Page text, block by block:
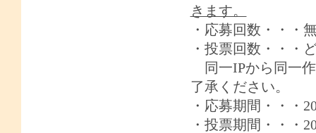
きます。
・応募回数・・
・投票回数・・・
同一IPから同一
了承ください。
・応募期間・・・
・投票期間・・・